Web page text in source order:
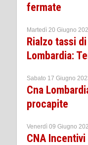
fermate
Martedì 20 Giugno
Rialzo tassi
Lombardia:
Sabato 17 Giugno
Cna
procapite
Venerdì 09 Giugno
CNA